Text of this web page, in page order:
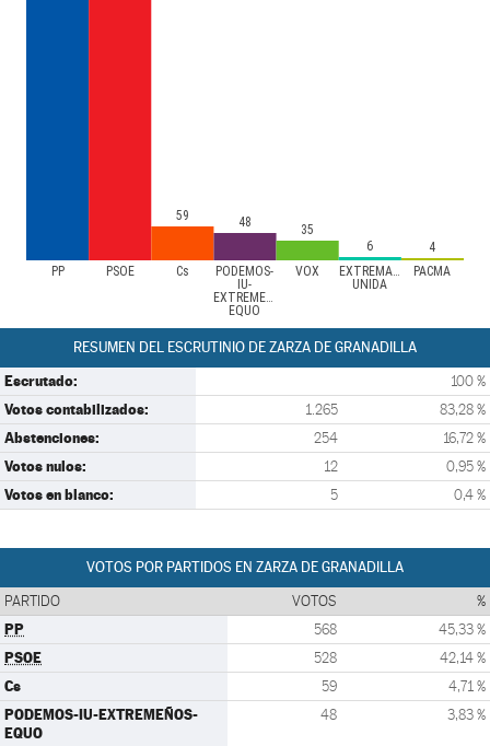
PP PSOE Cs
PODEMOS-
IU-
EXTREMEÑOS-
EQUO
VOX
EXTREMADURA
UNIDA
PACMA
59 48
35
6
4
RESUMEN DEL ESCRUTINIO DE ZARZA DE GRANADILLA
Escrutado: 100 %
Votos contabilizados: 1.265 83,28 %
Abstenciones: 254 16,72 %
Votos nulos: 12 0,95 %
Votos en blanco: 5 0,4 %
VOTOS POR PARTIDOS EN ZARZA DE GRANADILLA
PARTIDO VOTOS %
PP 568 45,33 %
PSOE 528 42,14 %
Cs 59 4,71 %
PODEMOS-IU-EXTREMEÑOS-
EQUO
48 3,83 %